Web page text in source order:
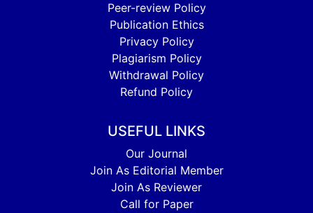
Peer-review Policy
Publication Ethics
Privacy Policy
Plagiarism Policy
Withdrawal Policy
Refund Policy
USEFUL LINKS
Our Journal
Join As Editorial Member
Join As Reviewer
Call for Paper